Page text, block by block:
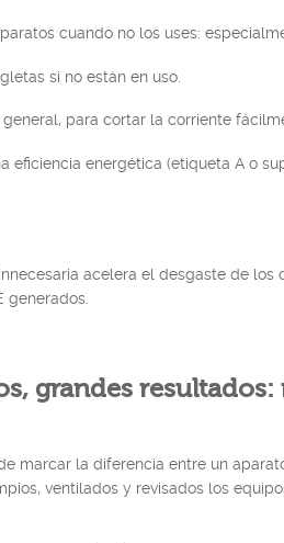
cuando no los uses:
si no están en uso.
para cortar la corriente
eficiencia energética (etiqueta A o
acelera el desgaste de los
generados.
grandes
marcar la diferencia entre un
ventilados y revisados los